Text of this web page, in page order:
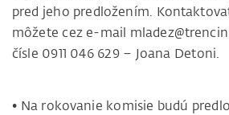
pred jeho predložením.
môžete cez e-mail
čísle 0911 046 629 – Joana Detoni.
• Na rokovanie komisie budú